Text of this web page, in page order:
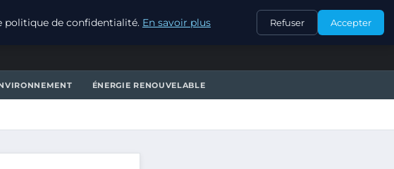
CONTACT
ÉNERGIE RENOUVELABLE
politique de confidentialité. En savoir plus Refuser Accepter